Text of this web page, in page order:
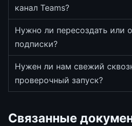
канал Teams?
Нужно ли пересоздать или
подписки?
Нужен ли нам свежий
проверочный запуск?
Связанные